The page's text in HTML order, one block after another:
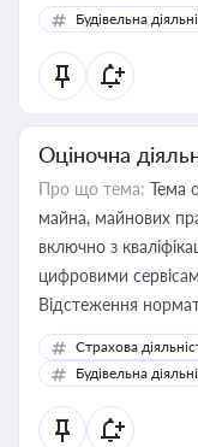
Будівельна
Оціночна
Про що тема: Тема
майна, майнових
включно з
цифровими
Відстеження
корисне для
бухгалтера під час
державного майна,
статусу суб'єктів
Страхова
Будівельна